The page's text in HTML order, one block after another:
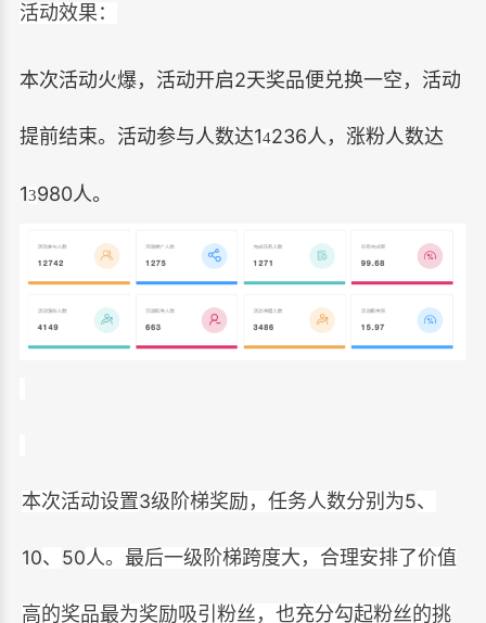
活动效果：
本次活动火爆，活动开启2天奖品便兑换一空，活动
提前结束。活动参与人数达14236人，涨粉人数达
13980人。
本次活动设置3级阶梯奖励，任务人数分别为5、
10、 50人。最后一级阶梯跨度大，合理安排了价值
高的奖品最为奖励吸引粉丝，也充分勾起粉丝的挑